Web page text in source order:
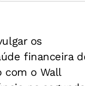
os
financeira
com o Wall